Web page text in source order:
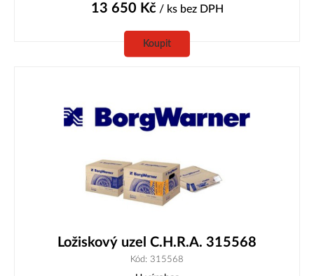
13 650 Kč/ ks bez DPH
Koupit
Ložiskový uzel C.H.R.A. 315568
Kód: 315568